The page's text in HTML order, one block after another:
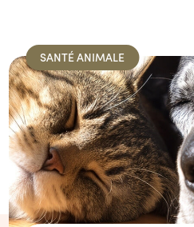
SANTÉ ANIMALE